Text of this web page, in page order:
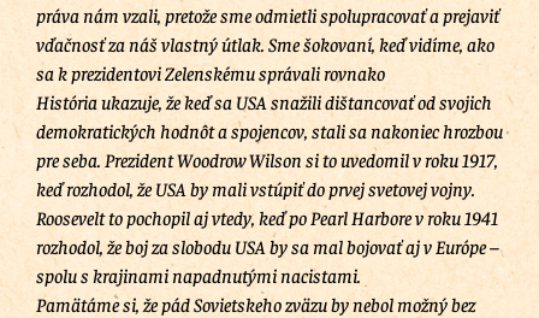
práva nám vzali, pretože sme odmietli spolupracovať a prejaviť
vďačnosť za náš vlastný útlak. Sme šokovaní, keď vidíme, ako
sa k prezidentovi Zelenskému správali rovnako
História ukazuje, že keď sa USA snažili dištancovať od svojich
demokratických hodnôt a spojencov, stali sa nakoniec hrozbou
pre seba. Prezident Woodrow Wilson si to uvedomil v roku 1917,
keď rozhodol, že USA by mali vstúpiť do prvej svetovej vojny.
Roosevelt to pochopil aj vtedy, keď po Pearl Harbore v roku 1941
rozhodol, že boj za slobodu USA by sa mal bojovať aj v Európe –
spolu s krajinami napadnutými nacistami.
Pamätáme si, že pád Sovietskeho zväzu by nebol možný bez